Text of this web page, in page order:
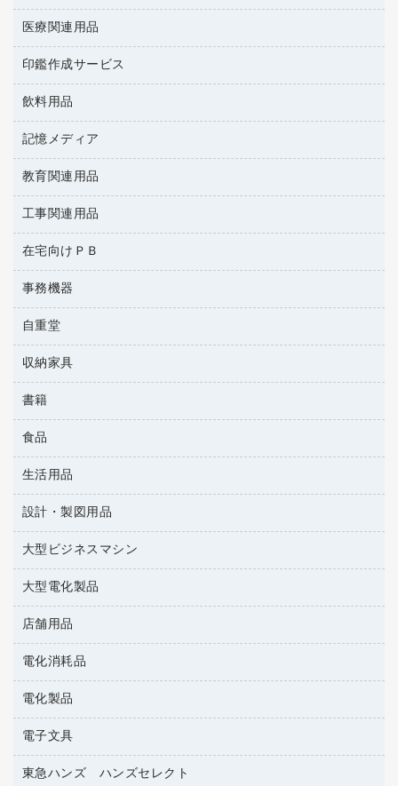
帳簿
典礼用品
伝票
粘着メモ
ＯＡエプロン
ＯＡクリーナー／エアダスター
ＯＡフィルター
キーボード／テンキー
スマートフォン／モバイル周辺機器
セキュリティ用品
ディスプレイモニター
ネットワーク／ＬＡＮ機器
パソコンアクセサリー
パソコンバッグ／収納用品
マウス
マウスパッド
各種ケーブル
インクジェットプリンタ／複合機
コピー機
スキャナー
デジタルカメラ
ファクシミリ
プロジェクタ
メモリーカード
レーザープリンタ／複合機
２穴リフィル・２穴インデックス
３０穴リフィル・３０穴インデックス
Ｚ式ファイル
カードケース
クリップボード
クリヤーブック（差替式）
クリヤーホルダー
コンピュータ用ファイル
その他ファイル
ファイルボックス
フォルダー
フラットファイル
リングファイル
レターファイル
持ち出しファイル
統一伝票用ファイル
背幅が伸びるファイル
板目表紙・綴込表紙
名刺整理用品
医療関連用品
医療関連用品
介護用品
感染症対策用品
感染症対策用品（食品・飲料・食添製品）
管理医療機器
保健用品
印鑑作成サービス
印鑑作成サービス
飲料用品
インスタントコーヒー
お茶備品
コーヒーメーカー・備品
ソフトドリンク
ミネラルウォーター
レギュラーコーヒー
医薬部外品
紅茶・バラエティ飲料
茶葉・インスタント
記憶メディア
ＣＤ－Ｒ
ＣＤ－ＲＷ
ＤＶＤ
データカートリッジ
ブルーレイディスク
メディア収納用品
教育関連用品
教育関連用品
工事関連用品
安全靴（特別販売品）
屋外用品
工事関連用品
在宅向けＰＢ
その他雑品
家具関連用品
事務機器
ＯＨＰ用品
シュレッダ
タイムカード
タイムレコーダー
ラミネータ
レーザーポインター
大型シュレッダー（共配）
自重堂
作業服・オフィスウェア
収納家具
その他収納
金庫
保管庫・書庫
書籍
パソコンソフト
雑誌
辞典
地図
食品
菓子
食品
生活用品
キッチン用品
ゴミ袋
スポーツ・レジャー用品
スリッパ・サンダル・シューズ
その他雑貨
ダストボックス
ティッシュペーパー
トイレットペーパー
トイレ用洗剤
設計・製図用品
設計・製図用品
大型ビジネスマシン
プリンタ
大型電化製品
テレビ・ＡＶ機器
冷蔵庫・キッチン・調理家電
店舗用品
ＰＯＰ用品
カウンター／お会計用品
サイン・看板用品
ディスプレイ用品
レジ・ポリ袋
電化消耗品
アルバム
デスクライト
フィルム・カメラ用品
懐中電灯・ライト
電化製品
ＡＶ機器・アクセサリー
電子文具
その他電子文具
東急ハンズ ハンズセレクト